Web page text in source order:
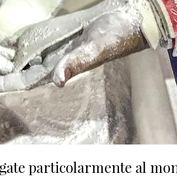
particolarmente al